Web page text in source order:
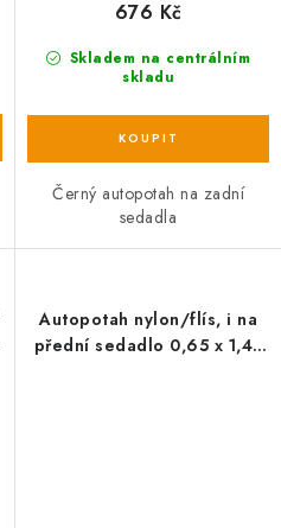
Skladem na centrálním
skladu
676 Kč
Černý autopotah na zadní
sedadla
Autopotah nylon/flís, i na
přední sedadlo 0,65 x 1,45